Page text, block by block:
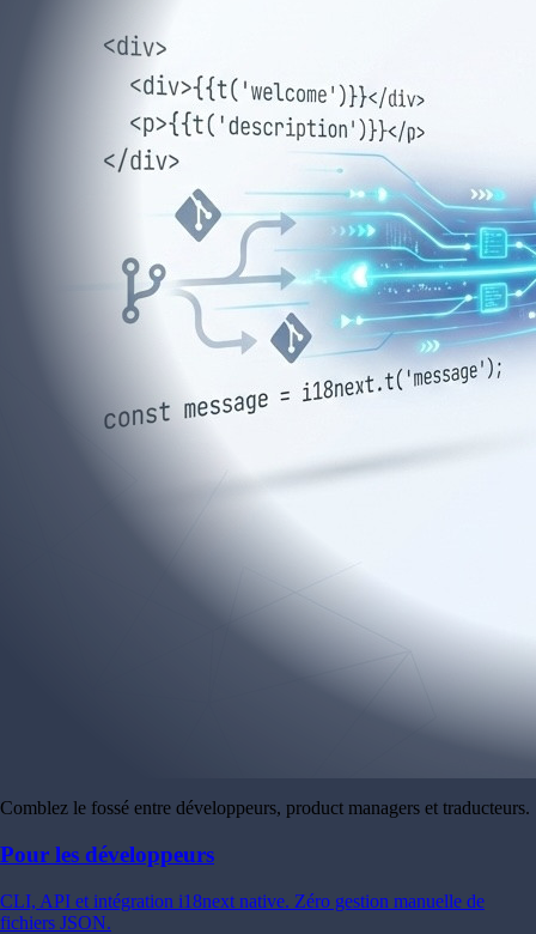
Comblez le fossé entre développeurs, product managers et traducteurs.
Pour les développeurs
CLI, API et intégration i18next native. Zéro gestion manuelle de
fichiers JSON.